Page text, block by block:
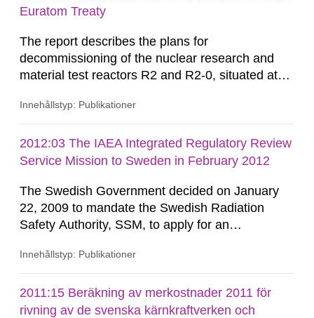
Euratom Treaty
The report describes the plans for
decommissioning of the nuclear research and
material test reactors R2 and R2-0, situated at
document is to serve as information for the
requirements of Article 37 of the Euratom Treaty.
According to Article 37, each Member State shall
Innehållstyp: Publikationer
2012:03 The IAEA Integrated Regulatory Review
Service Mission to Sweden in February 2012
The Swedish Government decided on January
22, 2009 to mandate the Swedish Radiation
Safety Authority, SSM, to apply for an
areas of supervision, an ‘IRRS’ (Integrated
International Atomic Energy Agency (IAEA). On
February 25, 2009, SSM made a formal request
Innehållstyp: Publikationer
2011:15 Beräkning av merkostnader 2011 för
rivning av de svenska kärnkraftverken och